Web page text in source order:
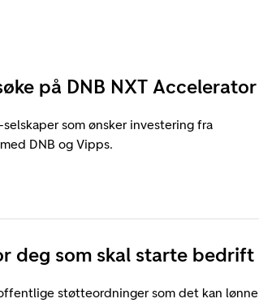
på DNB NXT Accelerator
som ønsker investering fra
DNB og Vipps.
deg som skal starte bedrift
støtteordninger som det kan lønne